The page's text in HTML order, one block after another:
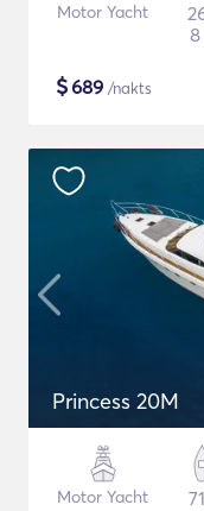
Motor Yacht
$689 /nakts
Princess 20M
Motor Yacht